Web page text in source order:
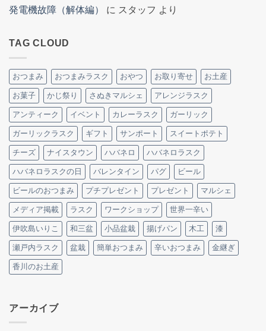
発電機故障（解体編） に スタッフ より
TAG CLOUD
おつまみ おつまみラスク おやつ お取り寄せ お土産
お菓子 かじ祭り さぬきマルシェ アレンジラスク
アンティーク イベント カレーラスク ガーリック
ガーリックラスク ギフト サンポート スイートポテト
チーズ ナイスタウン ハバネロ ハバネロラスク
ハバネロラスクの日 バレンタイン パグ ビール
ビールのおつまみ プチプレゼント プレゼント マルシェ
メディア掲載 ラスク ワークショップ 世界一辛い
伊吹島いりこ 和三盆 小品盆栽 揚げパン 木工 漆
瀬戸内ラスク 盆栽 簡単おつまみ 辛いおつまみ 金継ぎ
香川のお土産
アーカイブ